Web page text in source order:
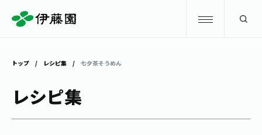
トップ レシピ集 七夕茶そうめん
レシピ集